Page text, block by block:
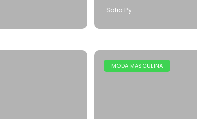
Sofia Py
MODA MASCULINA